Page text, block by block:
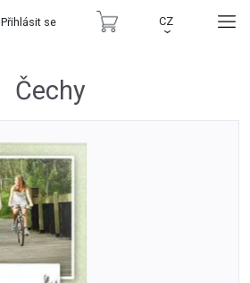
Přihlásit se CZ
›
Čechy